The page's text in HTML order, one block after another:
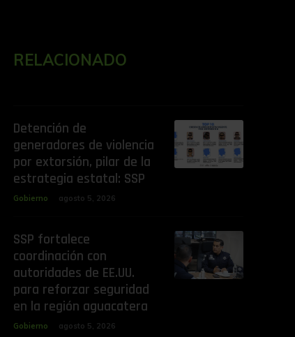
RELACIONADO
Detención de
generadores de violencia
por extorsión, pilar de la
estrategia estatal: SSP
Gobierno agosto 5, 2026
SSP fortalece
coordinación con
autoridades de EE.UU.
para reforzar seguridad
en la región aguacatera
Gobierno agosto 5, 2026